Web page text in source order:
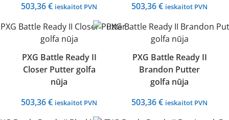
503,36€ ieskaitot PVN
503,36€ ieskaitot PVN
PXG Battle Ready II
Closer Putter golfa
nūja
503,36€ ieskaitot PVN
PXG Battle Ready II
Brandon Putter
golfa nūja
503,36€ ieskaitot PVN